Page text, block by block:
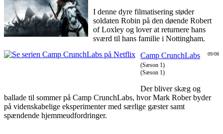
I denne dyre filmatisering støder
soldaten Robin på den døende Robert
of Loxley og lover at returnere hans
sværd til hans familie i Nottingham.
09/08
Camp CrunchLabs
(Sæson 1)
(Sæson 1)
Der bliver skæg og
ballade til sommer på Camp CrunchLabs, hvor Mark Rober byder
på videnskabelige eksperimenter med særlige gæster samt
spændende hjemmeudfordringer.